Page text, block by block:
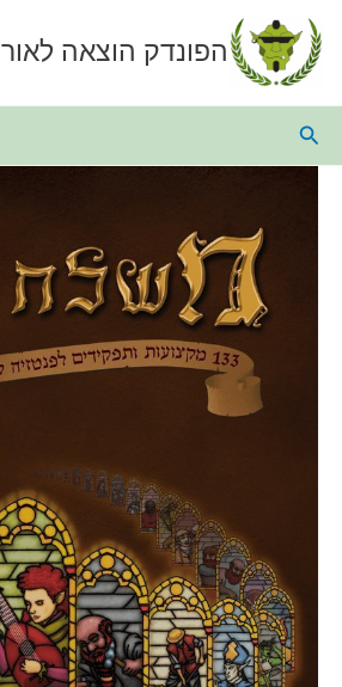
דילוג
לתוכן
הפונדק הוצאה לאור
חיפוש